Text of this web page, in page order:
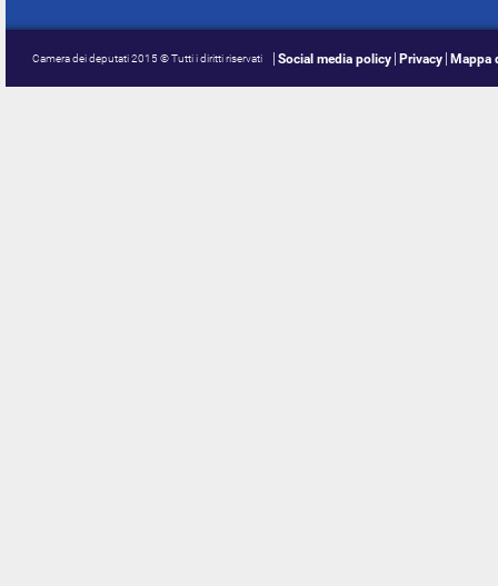
Camera dei deputati 2015 © Tutti i diritti riservati Social media policy Privacy Mappa